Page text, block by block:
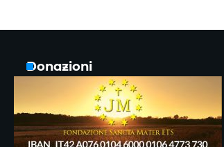
Donazioni